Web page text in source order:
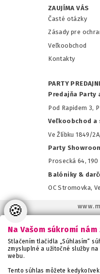
ZAUJÍMA VÁS
Časté otázky
Zásady pre
Veľkoobchod
Kontakty
PARTY
Predajňa Party
Pod Rapidem 3,
Veľkoobchod a
Ve Žlíbku 1849/
Party
Prosecká 64,
Balóniky &
OC Stromovka,
🍪
Na Vašom súkromí nám
Stlačením tlačidla „Súhlasím“
zmysluplné a užitočné služby
webu.
Tento súhlas môžete